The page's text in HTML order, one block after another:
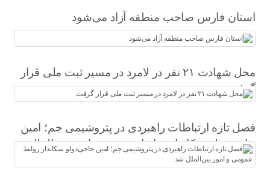
استان فارس صاحب منطقه آزاد می‌شود
محل شهادت ۲۱ نفر در لامرد در مسیر ثبت ملی قرار
گرفت
فصل تازه ارتباطات راهبردی در پتروشیمی جم؛ امین
حاجی‌دولو سکاندار روابط عمومی و امور بین‌الملل
شد